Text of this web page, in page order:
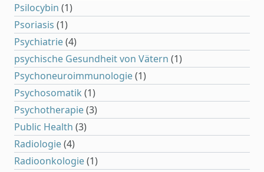
Psilocybin (1)
Psoriasis (1)
Psychiatrie(4)
psychische Gesundheit von Vätern (1)
Psychoneuroimmunologie(1)
Psychosomatik (1)
Psychotherapie(3)
Public Health (3)
Radiologie(4)
Radioonkologie(1)